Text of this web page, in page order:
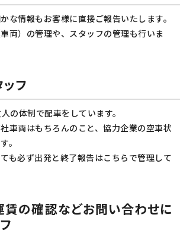
な情報もお客様に直接ご報告いたします。
両）の管理や、スタッフの管理も行いま
フ
の体制で配車をしています。
車両はもちろんのこと、協力企業の空車状
。
も必ず出発と終了報告はこちらで管理して
の確認などお問い合わせに